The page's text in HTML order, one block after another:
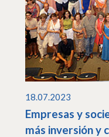
18.07.2023
Empresas y
más inversión y